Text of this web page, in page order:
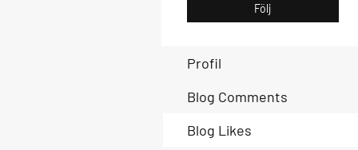
Följ
Profil
Blog Comments
Blog Likes